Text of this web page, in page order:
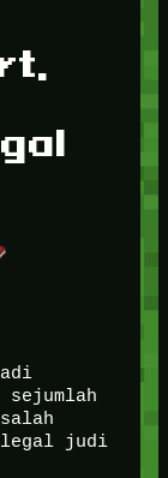
judi